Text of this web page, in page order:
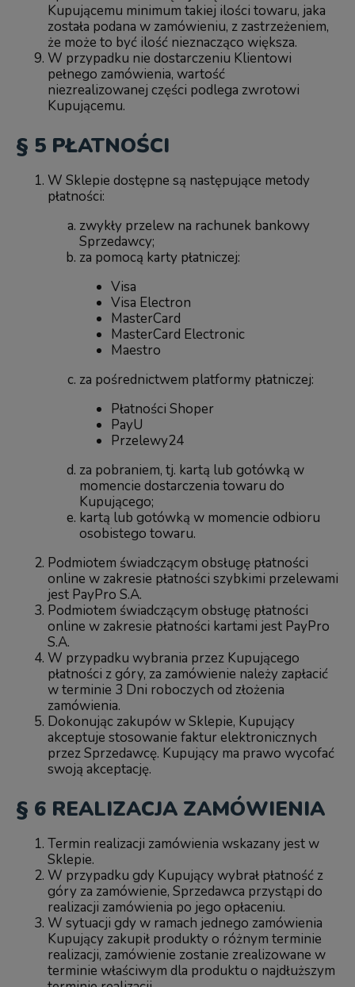
Kupującemu minimum takiej ilości towaru, jaka
została podana w zamówieniu, z zastrzeżeniem,
że może to być ilość nieznacząco większa.
W przypadku nie dostarczeniu Klientowi
pełnego zamówienia, wartość
niezrealizowanej części podlega zwrotowi
Kupującemu.
§ 5 PŁATNOŚCI
W Sklepie dostępne są następujące metody
płatności:
zwykły przelew na rachunek bankowy
Sprzedawcy;
za pomocą karty płatniczej:
Visa
Visa Electron
MasterCard
MasterCard Electronic
Maestro
za pośrednictwem platformy płatniczej:
Płatności Shoper
PayU
Przelewy24
za pobraniem, tj. kartą lub gotówką w
momencie dostarczenia towaru do
Kupującego;
kartą lub gotówką w momencie odbioru
osobistego towaru.
Podmiotem świadczącym obsługę płatności
online w zakresie płatności szybkimi przelewami
jest PayPro S.A.
Podmiotem świadczącym obsługę płatności
online w zakresie płatności kartami jest PayPro
S.A.
W przypadku wybrania przez Kupującego
płatności z góry, za zamówienie należy zapłacić
w terminie 3 Dni roboczych od złożenia
zamówienia.
Dokonując zakupów w Sklepie, Kupujący
akceptuje stosowanie faktur elektronicznych
przez Sprzedawcę. Kupujący ma prawo wycofać
swoją akceptację.
§ 6 REALIZACJA ZAMÓWIENIA
Termin realizacji zamówienia wskazany jest w
Sklepie.
W przypadku gdy Kupujący wybrał płatność z
góry za zamówienie, Sprzedawca przystąpi do
realizacji zamówienia po jego opłaceniu.
W sytuacji gdy w ramach jednego zamówienia
Kupujący zakupił produkty o różnym terminie
realizacji, zamówienie zostanie zrealizowane w
terminie właściwym dla produktu o najdłuższym